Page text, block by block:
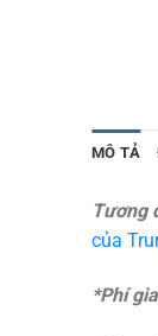
MÔ TẢ
Tương
của
*Phí